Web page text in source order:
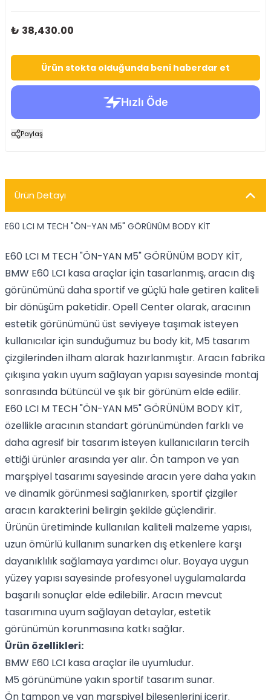
₺ 38,430.00
Ürün stokta olduğunda beni haberdar et
Paylaş
Ürün Detayı
E60 LCI M TECH "ÖN-YAN M5" GÖRÜNÜM BODY KİT
E60 LCI M TECH "ÖN-YAN M5" GÖRÜNÜM BODY KİT,
BMW E60 LCI kasa araçlar için tasarlanmış, aracın dış
görünümünü daha sportif ve güçlü hale getiren kaliteli
bir dönüşüm paketidir. Opell Center olarak, aracının
estetik görünümünü üst seviyeye taşımak isteyen
kullanıcılar için sunduğumuz bu body kit, M5 tasarım
çizgilerinden ilham alarak hazırlanmıştır. Aracın fabrika
çıkışına yakın uyum sağlayan yapısı sayesinde montaj
sonrasında bütüncül ve şık bir görünüm elde edilir.
E60 LCI M TECH "ÖN-YAN M5" GÖRÜNÜM BODY KİT,
özellikle aracının standart görünümünden farklı ve
daha agresif bir tasarım isteyen kullanıcıların tercih
ettiği ürünler arasında yer alır. Ön tampon ve yan
marşpiyel tasarımı sayesinde aracın yere daha yakın
ve dinamik görünmesi sağlanırken, sportif çizgiler
aracın karakterini belirgin şekilde güçlendirir.
Ürünün üretiminde kullanılan kaliteli malzeme yapısı,
uzun ömürlü kullanım sunarken dış etkenlere karşı
dayanıklılık sağlamaya yardımcı olur. Boyaya uygun
yüzey yapısı sayesinde profesyonel uygulamalarda
başarılı sonuçlar elde edilebilir. Aracın mevcut
tasarımına uyum sağlayan detaylar, estetik
görünümün korunmasına katkı sağlar.
Ürün özellikleri:
BMW E60 LCI kasa araçlar ile uyumludur.
M5 görünümüne yakın sportif tasarım sunar.
Ön tampon ve yan marşpiyel bileşenlerini içerir.